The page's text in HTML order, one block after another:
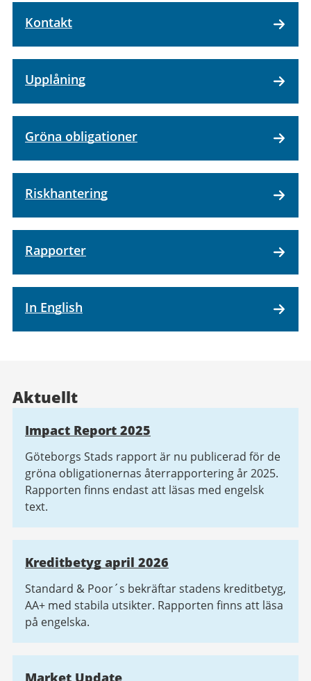
Kontakt
Upplåning
Gröna obligationer
Riskhantering
Rapporter
In English
Aktuellt
Impact Report 2025
Göteborgs Stads rapport är nu publicerad för de
gröna obligationernas återrapportering år 2025.
Rapporten finns endast att läsas med engelsk
text.
Kreditbetyg april 2026
Standard & Poor´s bekräftar stadens kreditbetyg,
AA+ med stabila utsikter. Rapporten finns att läsa
på engelska.
Market Update